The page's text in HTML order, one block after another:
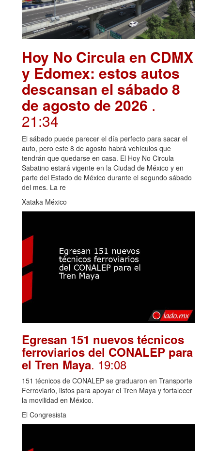
Hoy No Circula en CDMX
y Edomex: estos autos
descansan el sábado 8
de agosto de 2026 .
21:34
El sábado puede parecer el día perfecto para sacar el
auto, pero este 8 de agosto habrá vehículos que
tendrán que quedarse en casa. El Hoy No Circula
Sabatino estará vigente en la Ciudad de México y en
parte del Estado de México durante el segundo sábado
del mes. La re
Xataka México
Egresan 151 nuevos técnicos
ferroviarios del CONALEP para
el Tren Maya. 19:08
151 técnicos de CONALEP se graduaron en Transporte
Ferroviario, listos para apoyar el Tren Maya y fortalecer
la movilidad en México.
El Congresista